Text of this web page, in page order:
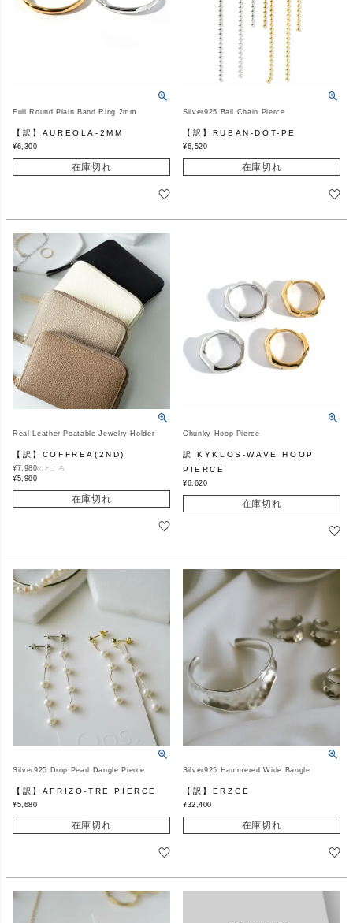
Full Round Plain Band Ring 2mm
【訳】AUREOLA-2MM
¥6,300
在庫切れ
Silver925 Ball Chain Pierce
【訳】RUBAN-DOT-PE
¥6,520
在庫切れ
Real Leather Poatable Jewelry Holder
【訳】COFFREA(2ND)
¥7,980のところ
¥5,980
在庫切れ
Chunky Hoop Pierce
訳 KYKLOS-WAVE HOOP
PIERCE
¥6,620
在庫切れ
Silver925 Drop Pearl Dangle Pierce
【訳】AFRIZO-TRE PIERCE
¥5,680
在庫切れ
Silver925 Hammered Wide Bangle
【訳】ERZGE
¥32,400
在庫切れ